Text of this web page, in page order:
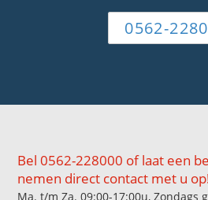
0562-
Bel 0562-228000 of laat een
nemen direct contact met u
Ma. t/m Za. 09:00-17:00u, Zondags